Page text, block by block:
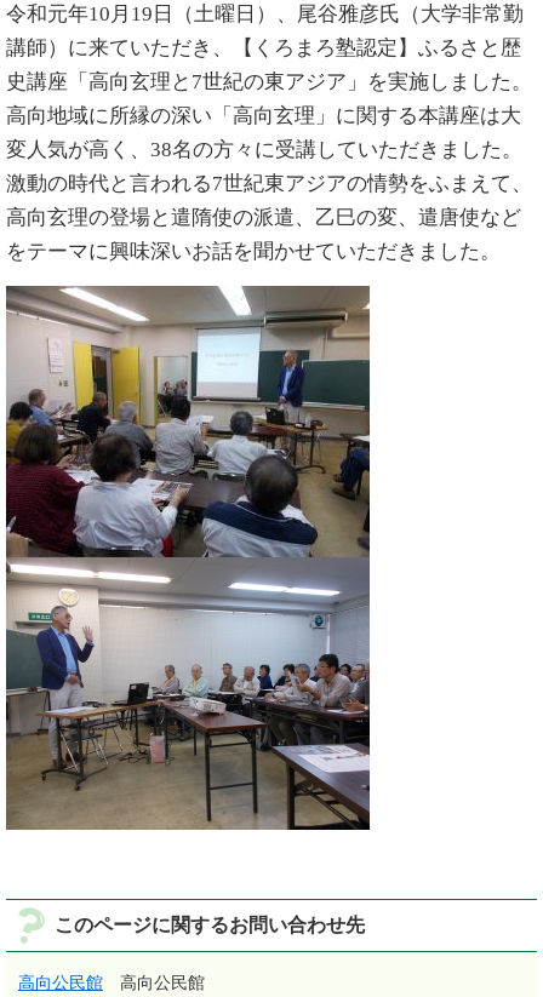
令和元年10月19日（土曜日）、尾谷雅彦氏（大学非常勤
講師）に来ていただき、【くろまろ塾認定】ふるさと歴
史講座「高向玄理と7世紀の東アジア」を実施しました。
高向地域に所縁の深い「高向玄理」に関する本講座は大
変人気が高く、38名の方々に受講していただきました。
激動の時代と言われる7世紀東アジアの情勢をふまえて、
高向玄理の登場と遣隋使の派遣、乙巳の変、遣唐使など
をテーマに興味深いお話を聞かせていただきました。
このページに関するお問い合わせ先
高向公民館 高向公民館